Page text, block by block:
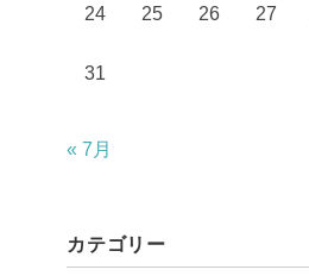
24 25 26 27
31
« 7月
カテゴリー